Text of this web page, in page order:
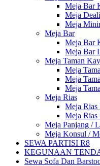
Meja Bar
Meja
Meja
Meja Bar
Meja Bar
Meja Bar
Meja Taman
Meja
Meja
Meja
Meja Rias
Meja Rias
Meja Rias
Meja Panjang /
Meja Konsul /
SEWA PARTISI R8
KEGUNAAN
Sewa Sofa Dan